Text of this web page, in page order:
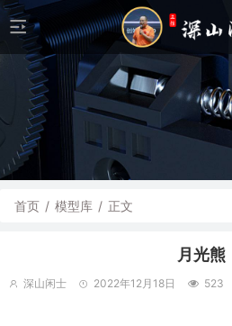
首页 / 模型库 / 正文
月光熊
深山闲士 2022年12月18日 523